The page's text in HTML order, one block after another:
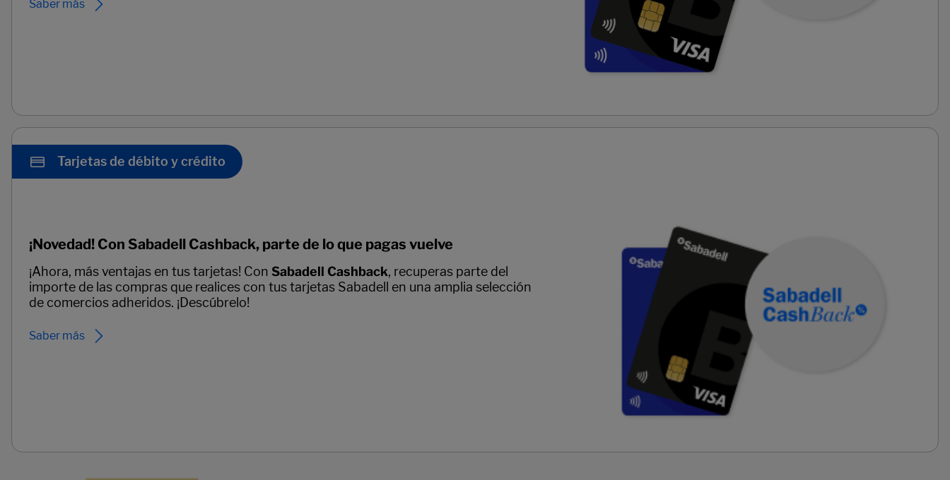
Saber más
Tarjetas de débito y crédito
¡Novedad! Con Sabadell Cashback, parte de lo que pagas vuelve
¡Ahora, más ventajas en tus tarjetas! Con Sabadell Cashback, recuperas parte del
importe de las compras que realices con tus tarjetas Sabadell en una amplia selección
de comercios adheridos. ¡Descúbrelo!
Saber más